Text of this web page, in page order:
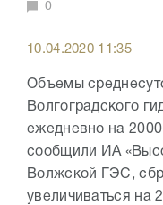
0
10.04.2020 11:35
Объемы
Волгоградского
ежедневно на
сообщили ИА
Волжской ГЭС,
увеличиваться на